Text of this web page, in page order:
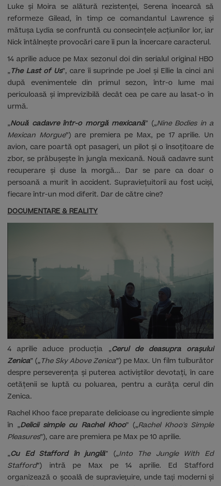
Luke și Moira se alătură rezistenței, Serena încearcă să
reformeze Gilead, în timp ce comandantul Lawrence și
mătușa Lydia se confruntă cu consecințele acțiunilor lor, iar
Nick întâlnește provocări care îi pun la încercare caracterul.
14 aprilie aduce pe Max sezonul doi din serialul original HBO
„ The Last of Us”, care îi suprinde pe Joel și Ellie la cinci ani
după evenimentele din primul sezon, într-o lume mai
periculoasă și imprevizibilă decât cea pe care au lasat-o în
urmă.
„Nouă cadavre într-o morgă mexicană” („Nine Bodies in a
Mexican Morgue”) are premiera pe Max, pe 17 aprilie. Un
avion, care poartă opt pasageri, un pilot și o însoțitoare de
zbor, se prăbușește în jungla mexicană. Nouă cadavre sunt
recuperare și duse la morgă... Dar se pare ca doar o
persoană a murit în accident. Supraviețuitorii au fost uciși,
fiecare într-un mod diferit. Dar de către cine?
DOCUMENTARE & REALITY
4 aprilie aduce producția „Cerul de deasupra orașului
Zenica” („ The Sky Above Zenica”) pe Max. Un film tulburător
despre perseverența și puterea activiștilor devotați, în care
cetățenii se luptă cu poluarea, pentru a curăța cerul din
Zenica.
Rachel Khoo face preparate delicioase cu ingrediente simple
în „Delicii simple cu Rachel Khoo” („Rachel Khoo's Simple
Pleasures”), care are premiera pe Max pe 10 aprilie.
„Cu Ed Stafford în junglă” („Into The Jungle With Ed
Stafford”) intră pe Max pe 14 aprilie. Ed Stafford
organizează o şcoală de supravieţuire, unde taţi moderni şi